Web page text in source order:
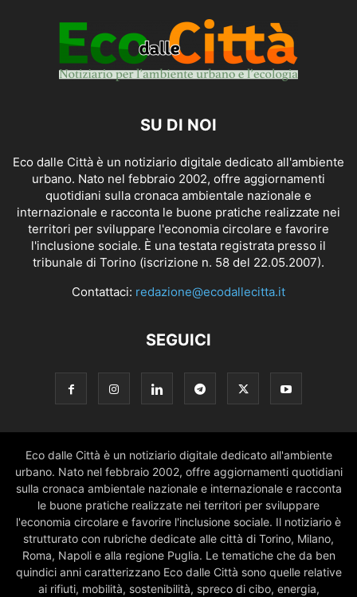
SU DI NOI
Eco dalle Città è un notiziario digitale dedicato all'ambiente
urbano. Nato nel febbraio 2002, offre aggiornamenti
quotidiani sulla cronaca ambientale nazionale e
internazionale e racconta le buone pratiche realizzate nei
territori per sviluppare l'economia circolare e favorire
l'inclusione sociale. È una testata registrata presso il
tribunale di Torino (iscrizione n. 58 del 22.05.2007).
Contattaci: redazione@ecodallecitta.it
SEGUICI
Eco dalle Città è un notiziario digitale dedicato all'ambiente
urbano. Nato nel febbraio 2002, offre aggiornamenti quotidiani
sulla cronaca ambientale nazionale e internazionale e racconta
le buone pratiche realizzate nei territori per sviluppare
l'economia circolare e favorire l'inclusione sociale. Il notiziario è
strutturato con rubriche dedicate alle città di Torino, Milano,
Roma, Napoli e alla regione Puglia. Le tematiche che da ben
quindici anni caratterizzano Eco dalle Città sono quelle relative
ai rifiuti, mobilità, sostenibilità, spreco di cibo, energia,